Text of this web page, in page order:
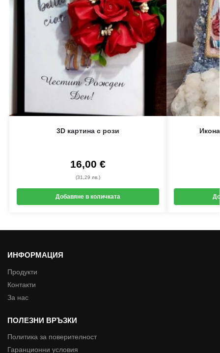
3D картина с рози
16,00 €
(31,29 лв.)
Добавяне в количката
ИНФОРМАЦИЯ
Продукти
Контакти
За нас
ПОЛЕЗНИ ВРЪЗКИ
Политика за поверителност
Гаранционни условия